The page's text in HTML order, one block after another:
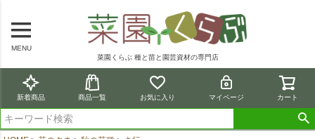
MENU
菜園くらぶ 種と苗と園芸資材の専門店
新着商品 商品一覧 お気に入り マイページ カート